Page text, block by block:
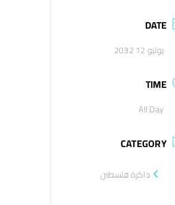
اتصل بناDATE
يوليو 12 2032
TIME
All Day
CATEGORY
ذاكرة فلسطين